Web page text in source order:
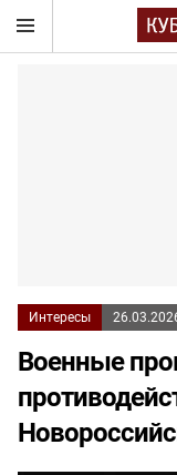
Интересы
Военные